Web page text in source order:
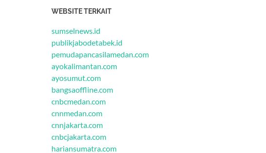
WEBSITE TERKAIT
sumselnews.id
publikjabodetabek.id
pemudapancasilamedan.com
ayokalimantan.com
ayosumut.com
bangsaoffline.com
cnbcmedan.com
cnnmedan.com
cnnjakarta.com
cnbcjakarta.com
hariansumatra.com